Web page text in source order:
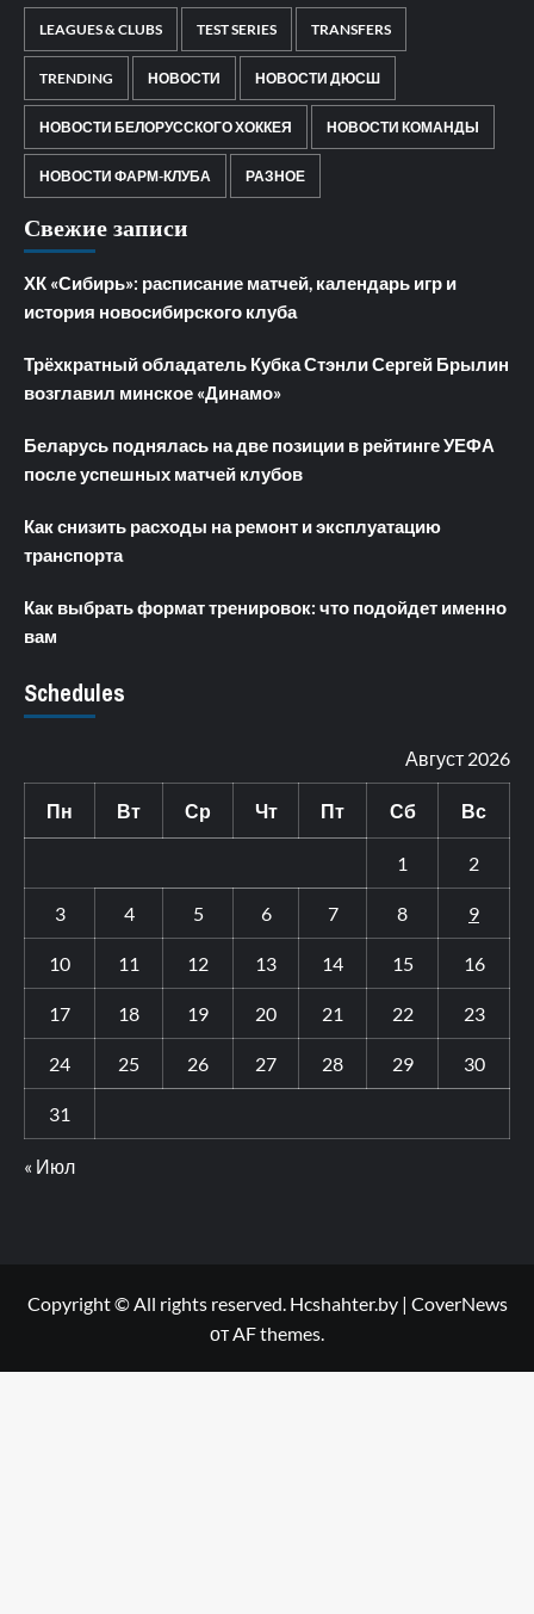
LEAGUES & CLUBS TEST SERIES TRANSFERS
TRENDING НОВОСТИ НОВОСТИ ДЮСШ
НОВОСТИ БЕЛОРУССКОГО ХОККЕЯ НОВОСТИ КОМАНДЫ
НОВОСТИ ФАРМ-КЛУБА РАЗНОЕ
Свежие записи
ХК «Сибирь»: расписание матчей, календарь игр и
история новосибирского клуба
Трёхкратный обладатель Кубка Стэнли Сергей Брылин
возглавил минское «Динамо»
Беларусь поднялась на две позиции в рейтинге УЕФА
после успешных матчей клубов
Как снизить расходы на ремонт и эксплуатацию
транспорта
Как выбрать формат тренировок: что подойдет именно
вам
Schedules
Август 2026
Пн Вт Ср Чт Пт Сб Вс
1 2
3 4 5 6 7 8 9
10 11 12 13 14 15 16
17 18 19 20 21 22 23
24 25 26 27 28 29 30
31
« Июл
Copyright © All rights reserved. Hcshahter.by | CoverNews
от AF themes.